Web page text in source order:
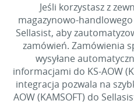
Jeśli korzystasz z
magazynowo-
Sellasist, aby
zamówień. Zamówienia
wysyłane
informacjami do KS-AOW
integracja pozwala na
AOW (KAMSOFT) do